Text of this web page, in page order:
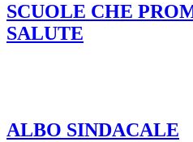
SCUOLE CHE
SALUTE
ALBO SINDACALE